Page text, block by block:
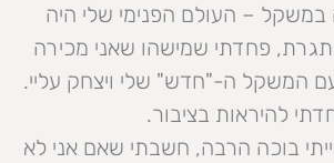
במשקל – העולם הפנימי שלי היה
פחדתי שמישהו שאני מכירה
המשקל ה-"חדש" שלי ויצחק עליי.
להיראות בציבור.
בוכה הרבה, חשבתי שאם אני לא